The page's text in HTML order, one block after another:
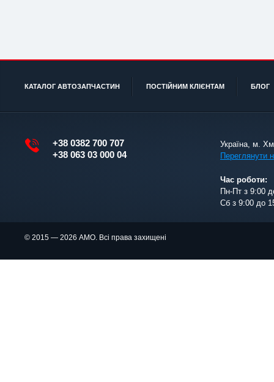
КАТАЛОГ АВТОЗАПЧАСТИН ПОСТІЙНИМ КЛІЄНТАМ БЛОГ
+38 0382 700 707
+38 063 03 000 04
Україна, м.
Переглянути
Час роботи:
Пн-Пт з 9:00
Сб з 9:00 до
© 2015 — 2026 АМО. Всі права захищені